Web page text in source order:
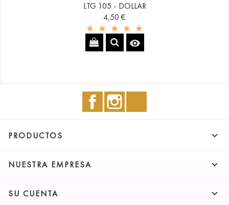
LTG 105 - DOLLAR
Precio
4,50 €

Facebook
PRODUCTOS 
NUESTRA EMPRESA 
SU CUENTA 